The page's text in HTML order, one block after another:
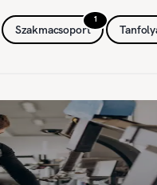
1
Szakmacsoport